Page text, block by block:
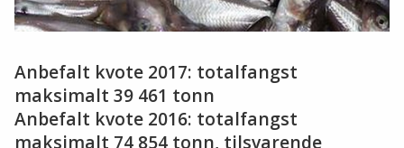
Anbefalt kvote 2017: totalfangst
maksimalt 39 461 tonn
Anbefalt kvote 2016: totalfangst
maksimalt 74 854 tonn, tilsvarende